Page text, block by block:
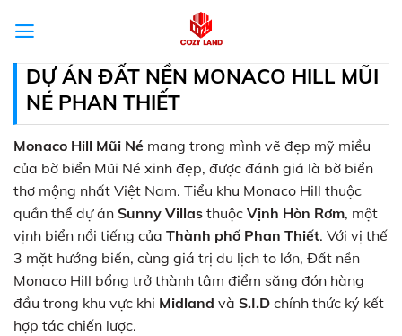
DỰ ÁN ĐẤT NỀN MONACO HILL MŨI
NÉ PHAN THIẾT
Monaco Hill Mũi Né mang trong mình vẽ đẹp mỹ miều
của bờ biển Mũi Né xinh đẹp, được đánh giá là bờ biển
thơ mộng nhất Việt Nam. Tiểu khu Monaco Hill thuộc
quần thể dự án Sunny Villas thuộc Vịnh Hòn Rơm, một
vịnh biển nổi tiếng của Thành phố Phan Thiết. Với vị thế
3 mặt hướng biển, cùng giá trị du lịch to lớn, Đất nền
Monaco Hill bổng trở thành tâm điểm săng đón hàng
đầu trong khu vực khi Midland và S.I.D chính thức ký kết
hợp tác chiến lược.